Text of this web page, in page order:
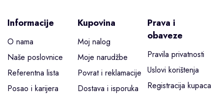
Informacije
O nama
Naše poslovnice
Referentna lista
Posao i karijera
Kupovina
Moj nalog
Moje narudžbe
Povrat i reklamacije
Dostava i isporuka
Prava i
obaveze
Pravila privatnosti
Uslovi korištenja
Registracija kupaca